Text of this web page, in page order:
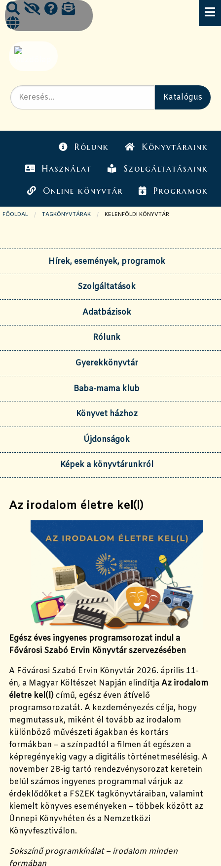
Rólunk Könyvtáraink
Használat Szolgáltatásaink
Online könyvtár Programok
FŐOLDAL TAGKÖNYVTÁRAK JELENLEGI OLDAL:
KELENFÖLDI KÖNYVTÁR
Hírek, események, programok
Szolgáltatások
Adatbázisok
Rólunk
Gyerekkönyvtár
Baba-mama klub
Könyvet házhoz
Újdonságok
Képek a könyvtárunkról
Az irodalom életre kel(l)
Egész éves ingyenes programsorozat indul a
Fővárosi Szabó Ervin Könyvtár szervezésében
A Fővárosi Szabó Ervin Könyvtár 2026. április 11-
én, a Magyar Költészet Napján elindítjaAz irodalom
életre kel(l) című, egész éven átívelő
programsorozatát. A kezdeményezés célja, hogy
megmutassuk, miként él tovább az irodalom
különböző művészeti ágakban és kortárs
formákban – a színpadtól a filmen át egészen a
képregényekig vagy a digitális történetmesélésig. A
november 28-ig tartó rendezvénysorozat keretein
belül számos ingyenes programmal várjuk az
érdeklődőket a FSZEK tagkönyvtáraiban, valamint
kiemelt könyves eseményeken – többek között az
Ünnepi Könyvhéten és a Nemzetközi
Könyvfesztiválon.
Sokszínű programkínálat – irodalom minden
formában